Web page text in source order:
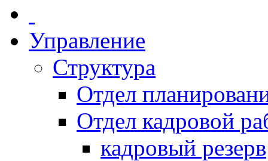
Управление
Структура
Отдел
Отдел кадровой
кадровый резерв